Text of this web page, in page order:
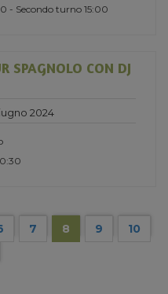
- Secondo turno 15:00
SPAGNOLO CON DJ
2024
7 8 9 10